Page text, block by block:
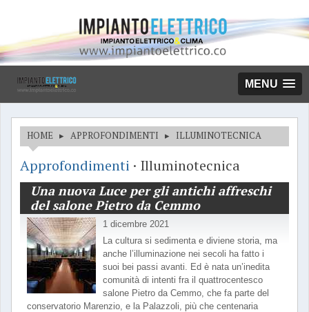
MENU
HOME ▸ APPROFONDIMENTI ▸ ILLUMINOTECNICA
Approfondimenti · Illuminotecnica
Una nuova Luce per gli antichi affreschi
del salone Pietro da Cemmo
1 dicembre 2021
La cultura si sedimenta e diviene storia, ma
anche l’illuminazione nei secoli ha fatto i
suoi bei passi avanti. Ed è nata un’inedita
comunità di intenti fra il quattrocentesco
salone Pietro da Cemmo, che fa parte del
conservatorio Marenzio, e la Palazzoli, più che centenaria